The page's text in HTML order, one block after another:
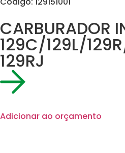
CARBURADOR
129C/129L/
129RJ
Adicionar ao orçamento